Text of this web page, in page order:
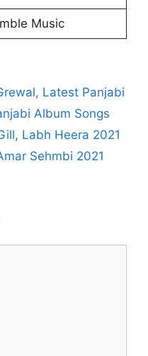
Music
, Latest Panjabi
Album Songs
Labh Heera 2021
Sehmbi 2021